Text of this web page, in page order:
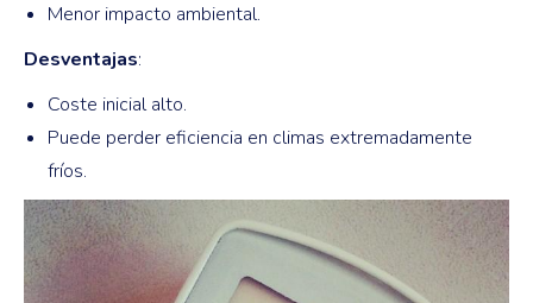
Menor impacto ambiental.
Desventajas:
Coste inicial alto.
Puede perder eficiencia en climas extremadamente
fríos.